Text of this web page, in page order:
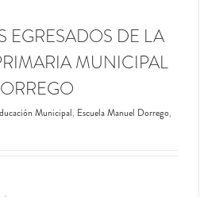
EGRESADOS DE LA
MUNICIPAL
Municipal, Escuela Manuel Dorrego,